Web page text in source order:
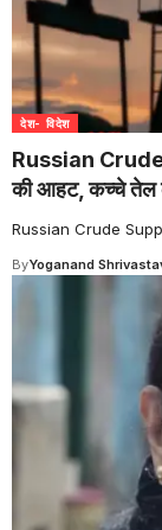
देश- विदेश
Russian Crude
की आहट, कच्चे तेल
Russian Crude
ByYoganand